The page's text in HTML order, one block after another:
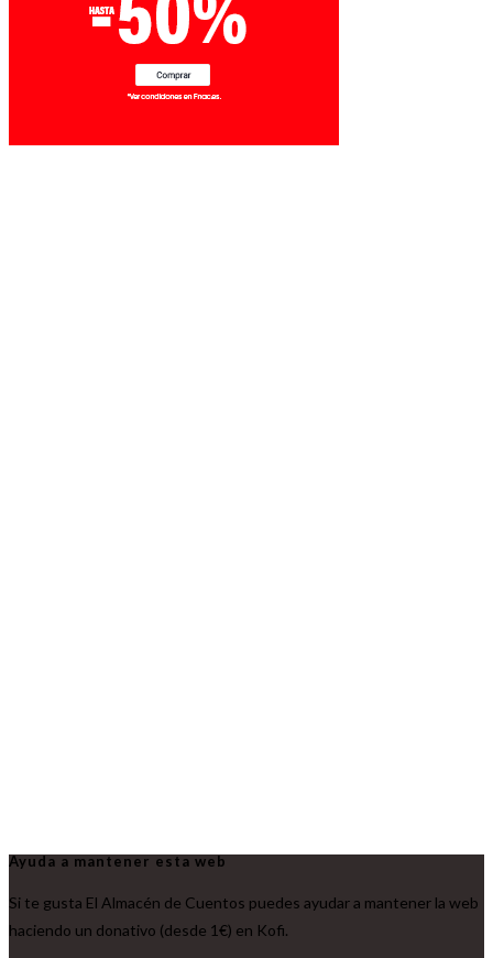
Ayuda a mantener esta web
Si te gusta El Almacén de Cuentos puedes ayudar a mantener la web
haciendo un donativo (desde 1€) en Kofi.